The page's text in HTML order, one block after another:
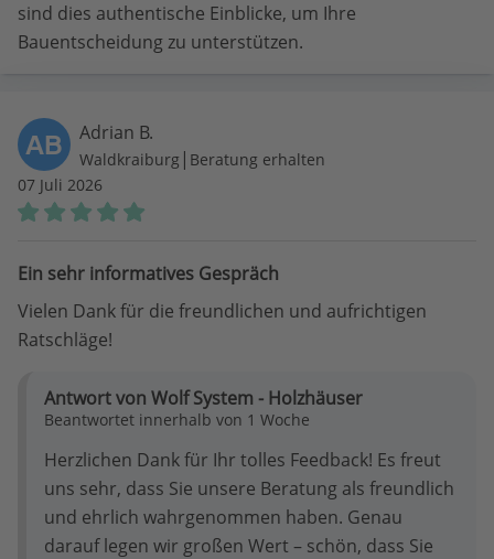
sind dies authentische Einblicke, um Ihre
Bauentscheidung zu unterstützen.
AB Adrian B.
Waldkraiburg | Beratung erhalten
07 Juli 2026
Ein sehr informatives Gespräch
Vielen Dank für die freundlichen und aufrichtigen
Ratschläge!
Antwort von Wolf System - Holzhäuser
Beantwortet innerhalb von 1 Woche
Herzlichen Dank für Ihr tolles Feedback! Es freut
uns sehr, dass Sie unsere Beratung als freundlich
und ehrlich wahrgenommen haben. Genau
darauf legen wir großen Wert – schön, dass Sie